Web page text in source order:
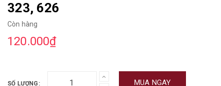
323, 626
Còn hàng
120.000₫
SỐ LƯỢNG: MUA NGAY